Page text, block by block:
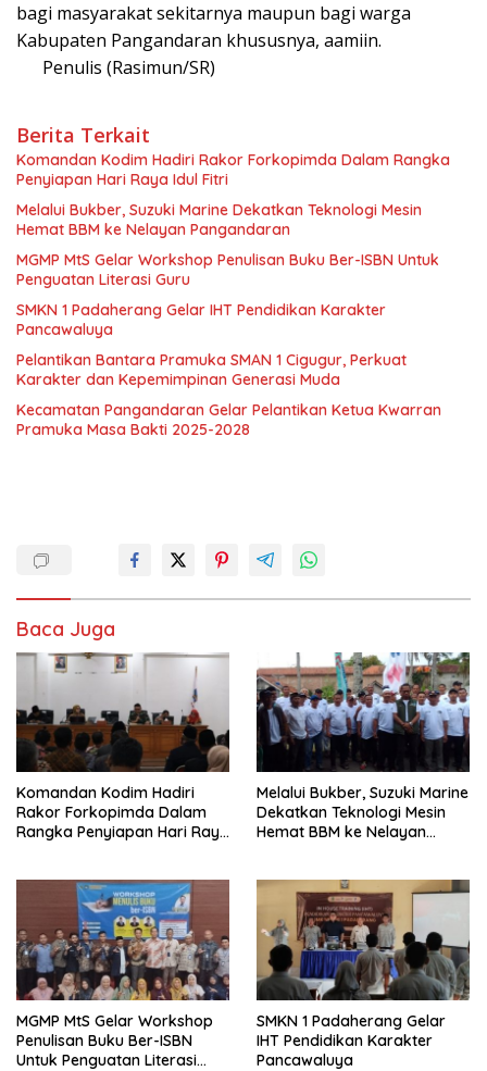
bagi masyarakat sekitarnya maupun bagi warga
Kabupaten Pangandaran khususnya, aamiin.
Penulis (Rasimun/SR)
Berita Terkait
Komandan Kodim Hadiri Rakor Forkopimda Dalam Rangka
Penyiapan Hari Raya Idul Fitri
Melalui Bukber, Suzuki Marine Dekatkan Teknologi Mesin
Hemat BBM ke Nelayan Pangandaran
MGMP MtS Gelar Workshop Penulisan Buku Ber-ISBN Untuk
Penguatan Literasi Guru
SMKN 1 Padaherang Gelar IHT Pendidikan Karakter
Pancawaluya
Pelantikan Bantara Pramuka SMAN 1 Cigugur, Perkuat
Karakter dan Kepemimpinan Generasi Muda
Kecamatan Pangandaran Gelar Pelantikan Ketua Kwarran
Pramuka Masa Bakti 2025-2028
Baca Juga
Komandan Kodim Hadiri
Rakor Forkopimda Dalam
Rangka Penyiapan Hari Raya
Melalui Bukber, Suzuki Marine
Dekatkan Teknologi Mesin
Hemat BBM ke Nelayan
MGMP MtS Gelar Workshop
Penulisan Buku Ber-ISBN
Untuk Penguatan Literasi
SMKN 1 Padaherang Gelar
IHT Pendidikan Karakter
Pancawaluya